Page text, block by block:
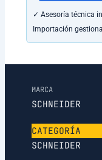
✓ Asesoría técnica
Importación
MARCA
SCHNEIDER
CATEGORÍA
SCHNEIDER